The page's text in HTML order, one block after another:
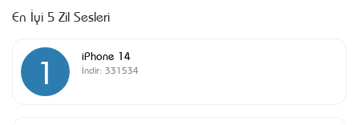
En İyi 5 Zil Sesleri
1 iPhone 14
İndir: 331534